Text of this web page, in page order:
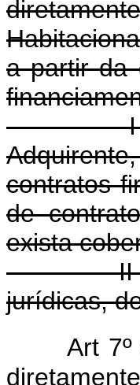
a partir da
I -
contratos
de
exista
II -
jurídicas,
Art